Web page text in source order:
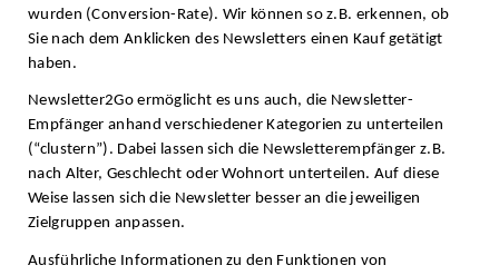
wurden (Conversion-Rate). Wir können so z.B. erkennen, ob
Sie nach dem Anklicken des Newsletters einen Kauf getätigt
haben.
Newsletter2Go ermöglicht es uns auch, die Newsletter-
Empfänger anhand verschiedener Kategorien zu unterteilen
(“clustern”). Dabei lassen sich die Newsletterempfänger z.B.
nach Alter, Geschlecht oder Wohnort unterteilen. Auf diese
Weise lassen sich die Newsletter besser an die jeweiligen
Zielgruppen anpassen.
Ausführliche Informationen zu den Funktionen von